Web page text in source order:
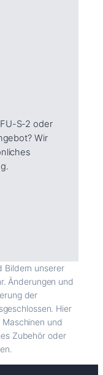
S-2 oder
Wir
Bildern unserer
Änderungen und
der
Hier
und
Zubehör oder